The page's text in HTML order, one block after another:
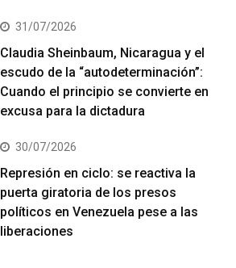
31/07/2026
Claudia Sheinbaum, Nicaragua y el
escudo de la “autodeterminación”:
Cuando el principio se convierte en
excusa para la dictadura
30/07/2026
Represión en ciclo: se reactiva la
puerta giratoria de los presos
políticos en Venezuela pese a las
liberaciones